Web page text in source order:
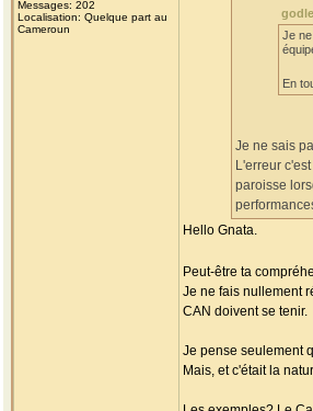
Messages: 202
Localisation: Quelque part au
Cameroun
Je
En
Je ne sais
L'erreur
paroisse
Hello Gnata.
Peut-être ta
Je ne fais nullement
CAN doivent se tenir.
Je pense seulement
Mais, et c'était la